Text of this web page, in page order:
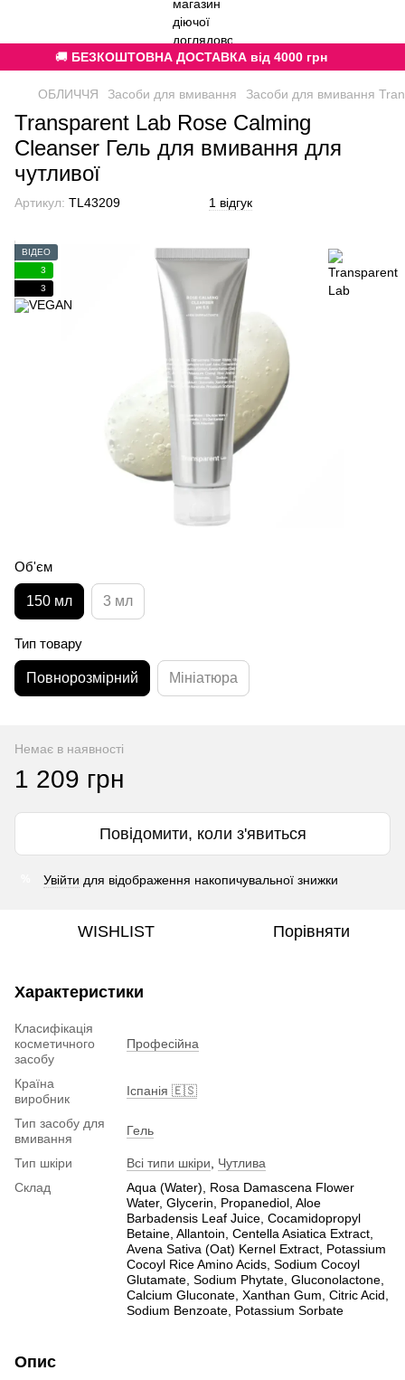
🚚 БЕЗКОШТОВНА ДОСТАВКА від 4000 грн
ОБЛИЧЧЯ Засоби для вмивання Засоби для вмивання
Transparent Lab Rose Calming
Cleanser Гель для вмивання для
чутливої
Артикул: TL43209 1 відгук
ВІДЕО
3
3
Об'єм
150 мл 3 мл
Тип товару
Повнорозмірний Мініатюра
Немає в наявності
1 209 грн
Повідомити, коли з'явиться
Увійти для відображення накопичувальної знижки
WISHLIST Порівняти
Характеристики
Класифікація
косметичного
засобу
Професійна
Країна
виробник
Іспанія 🇪🇸
Тип засобу для
вмивання
Гель
Тип шкіри Всі типи шкіри
Чутлива
Склад
Aqua (Water), Rosa Damascena Flower
Water, Glycerin, Propanediol, Aloe
Barbadensis Leaf Juice, Cocamidopropyl
Betaine, Allantoin, Centella Asiatica Extract,
Avena Sativa (Oat) Kernel Extract, Potassium
Cocoyl Rice Amino Acids, Sodium Cocoyl
Glutamate, Sodium Phytate, Gluconolactone,
Calcium Gluconate, Xanthan Gum, Citric Acid,
Sodium Benzoate, Potassium Sorbate
Опис